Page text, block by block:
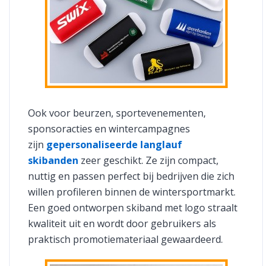
Ook voor beurzen, sportevenementen,
sponsoracties en wintercampagnes
zijn gepersonaliseerde langlauf
skibanden zeer geschikt. Ze zijn compact,
nuttig en passen perfect bij bedrijven die zich
willen profileren binnen de wintersportmarkt.
Een goed ontworpen skiband met logo straalt
kwaliteit uit en wordt door gebruikers als
praktisch promotiemateriaal gewaardeerd.